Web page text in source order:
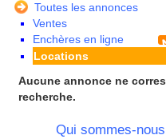
Pays Bas
Pays de la Loire
Picardie
Poitou Charentes
Principauté de Monaco
Provence Alpes Cote
Rhone Alpes
Toutes les annonces
Ventes
Enchères en ligne
Locations
Aucune annonce ne
recherche.
Qui sommes-nous